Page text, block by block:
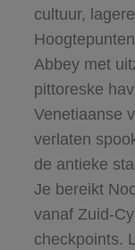
cultuur,
Abbey met
pittoreske
Venetiaanse
verlaten
de antieke
Je bereikt
vanaf Zuid-
checkpoints.